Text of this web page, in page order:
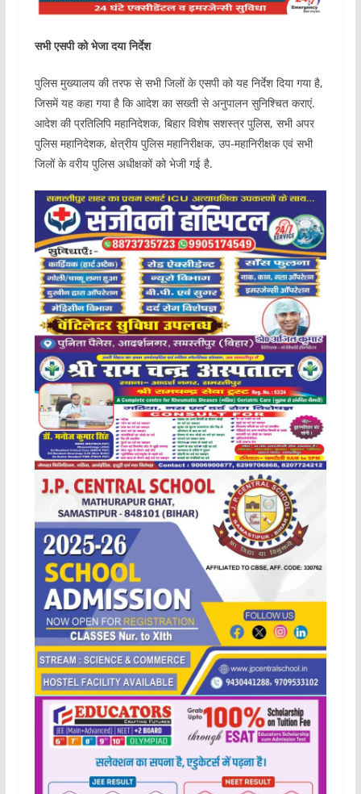
सभी एसपी को भेजा दया निर्देश
पुलिस मुख्यालय की तरफ से सभी जिलों के एसपी को यह निर्देश दिया गया है,
जिसमें यह कहा गया है कि आदेश का सख्ती से अनुपालन सुनिश्चित कराएं.
आदेश की प्रतिलिपि महानिदेशक, बिहार विशेष सशस्त्र पुलिस, सभी अपर
पुलिस महानिदेशक, क्षेत्रीय पुलिस महानिरीक्षक, उप-महानिरीक्षक एवं सभी
जिलों के वरीय पुलिस अधीक्षकों को भेजी गई है.